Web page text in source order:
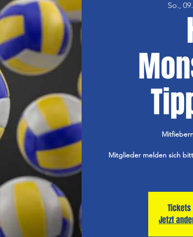
So.,
Mitglieder melden sich
Jetzt